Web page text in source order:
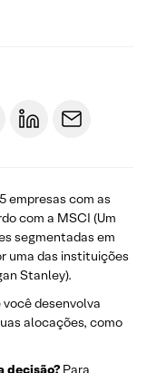
empresas com as
com a MSCI (Um
segmentadas em
uma das instituições
Stanley).
você desenvolva
alocações, como
decisão? Para